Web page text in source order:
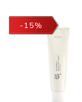
-15%